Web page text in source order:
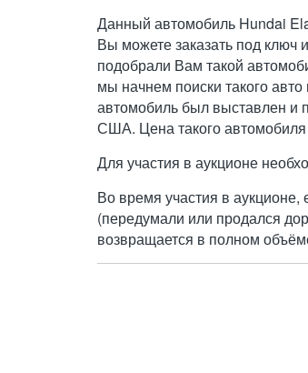
Данный автомобиль Hundai
Вы можете заказать под
подобрали Вам такой
мы начнем поиски такого
автомобиль был выставлен и
США. Цена такого
Для участия в аукционе
Во время участия в аукционе,
(передумали или продался
возвращается в полном